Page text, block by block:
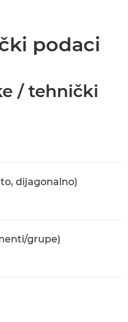
podaci
/ tehnički
dijagonalno)
grupe)